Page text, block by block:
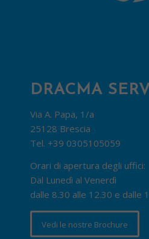
DRACMA
Via A. Papa, 1/a
25128 Brescia
Tel. +39 0305105059
Orari di apertura degli uffici:
Dal Lunedì al Venerdì
dalle 8.30 alle 12.30 e dalle
Vedi le nostre Brochure